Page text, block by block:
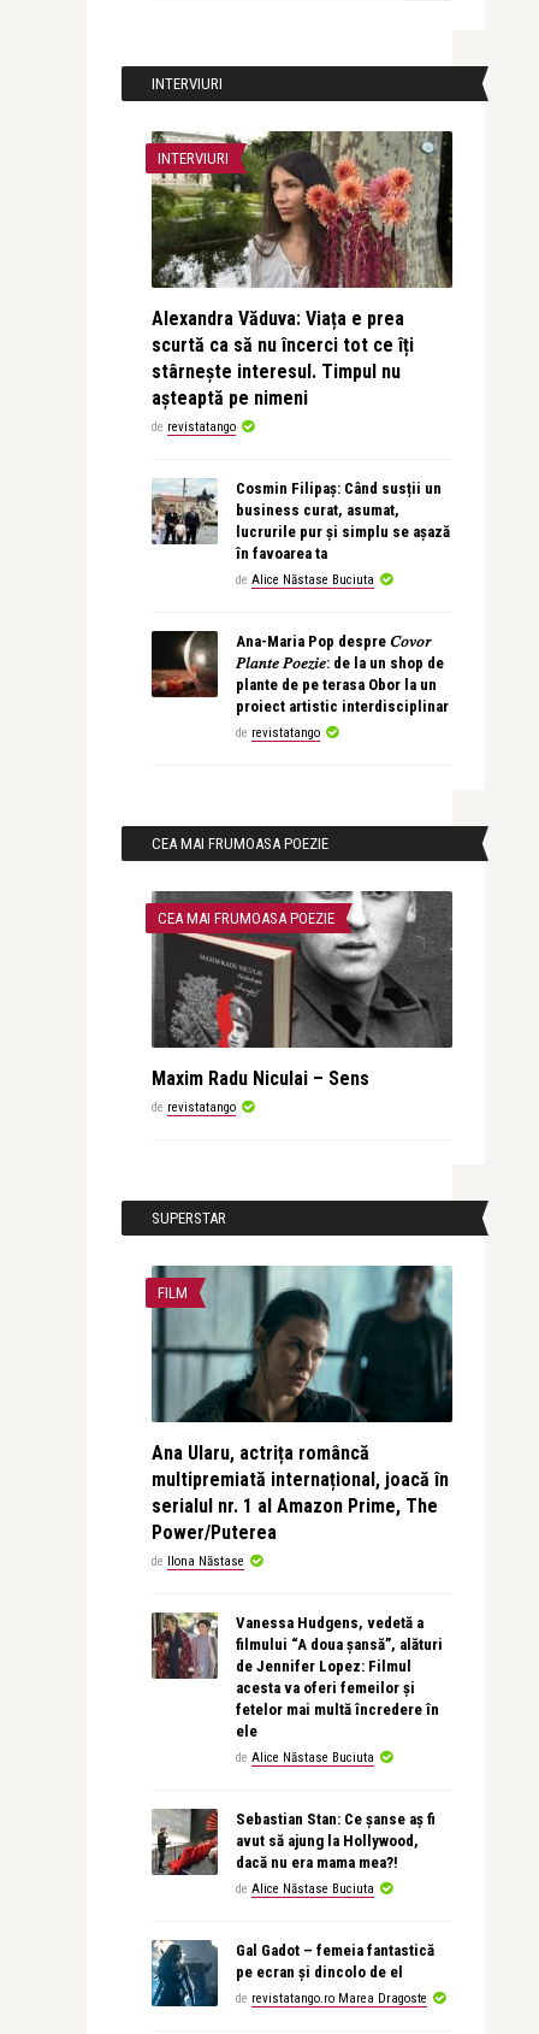
INTERVIURI
INTERVIURI
Alexandra Văduva: Viața e prea
scurtă ca să nu încerci tot ce îți
stârnește interesul. Timpul nu
așteaptă pe nimeni
de revistatango
Cosmin Filipaș: Când susții un
business curat, asumat,
lucrurile pur și simplu se așază
în favoarea ta
de Alice Năstase Buciuta
Ana-Maria Pop despre 𝐶𝑜𝑣𝑜𝑟
𝑃𝑙𝑎𝑛𝑡𝑒 𝑃𝑜𝑒𝑧𝑖𝑒: de la un shop de
plante de pe terasa Obor la un
proiect artistic interdisciplinar
de revistatango
CEA MAI FRUMOASA POEZIE
CEA MAI FRUMOASA POEZIE
Maxim Radu Niculai – Sens
de revistatango
SUPERSTAR
FILM
Ana Ularu, actrița româncă
multipremiată internațional, joacă în
serialul nr. 1 al Amazon Prime, The
Power/Puterea
de Ilona Năstase
Vanessa Hudgens, vedetă a
filmului “A doua șansă”, alături
de Jennifer Lopez: Filmul
acesta va oferi femeilor și
fetelor mai multă încredere în
ele
de Alice Năstase Buciuta
Sebastian Stan: Ce șanse aș fi
avut să ajung la Hollywood,
dacă nu era mama mea?!
de Alice Năstase Buciuta
Gal Gadot – femeia fantastică
pe ecran și dincolo de el
de revistatango.ro Marea Dragoste